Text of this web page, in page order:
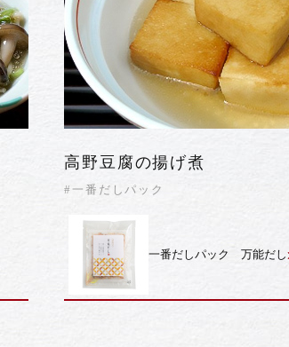
高野豆腐の揚げ煮
#一番だしパック
一番だしパック 万能だし